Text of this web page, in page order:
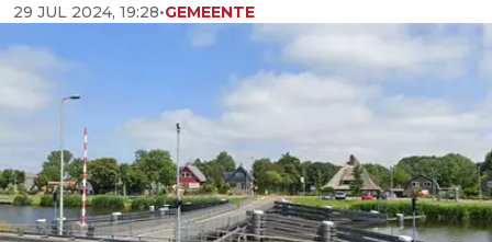
29 JUL 2024, 19:28•GEMEENTE